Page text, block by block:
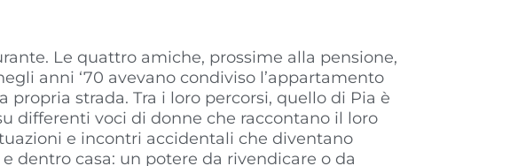
Le quattro amiche, prossime alla pensione,
anni ‘70 avevano condiviso l’appartamento
strada. Tra i loro percorsi, quello di Pia è
differenti voci di donne che raccontano il loro
e incontri accidentali che diventano
dentro casa: un potere da rivendicare o da